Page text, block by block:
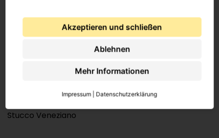
Password vergessen
Stucco Veneziano
Akzeptieren und schließen
Ablehnen
Mehr Informationen
Impressum Datenschutzerklärung